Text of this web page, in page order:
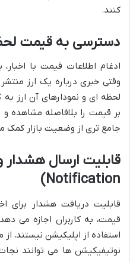
کنند.
دسترسی به قیمت
ادغام اطلاعات قیمت با
وقتی خبری درباره یک ارز
لحظه ای و نمودارهای آن ارز به
بر قیمت را بلافاصله مشاهده
جامع تری از وضعیت بازار کمک
Notification)
قابلیت دریافت هشدار برای
قیمت، به کاربران اجازه می
استفاده از اپلیکیشن نیستند،
نوتیفیکیشن ها می توانند